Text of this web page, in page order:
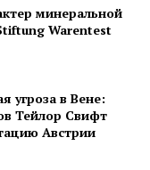
минеральной
Warentest
угроза в Вене:
Тейлор Свифт
Австрии